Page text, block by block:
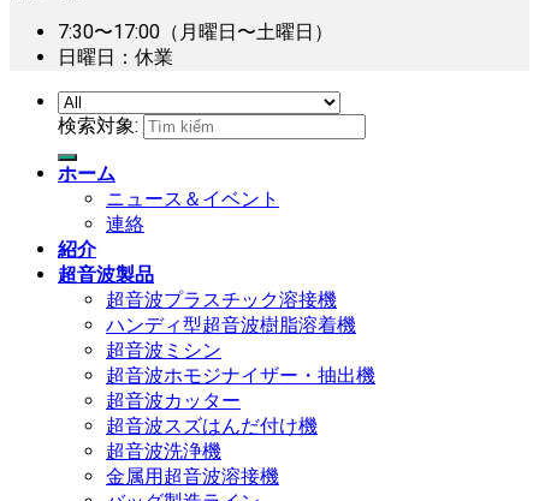
7:30〜17:00（月曜日〜土曜日）
日曜日：休業
検索対象:
ホーム
ニュース＆イベント
連絡
紹介
超音波製品
超音波プラスチック溶接機
ハンディ型超音波樹脂溶着機
超音波ミシン
超音波ホモジナイザー・抽出機
超音波カッター
超音波スズはんだ付け機
超音波洗浄機
金属用超音波溶接機